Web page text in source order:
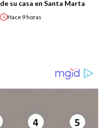
de su casa en Santa Marta
Hace 9 horas